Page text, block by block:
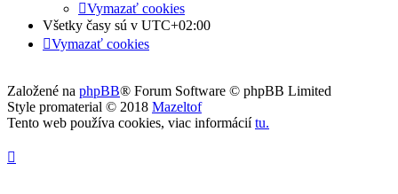
Vymazať cookies
Všetky časy sú v UTC+02:00
Vymazať cookies
Založené na phpBB® Forum Software © phpBB Limited
Style promaterial © 2018 Mazeltof
Tento web používa cookies, viac informácií tu.